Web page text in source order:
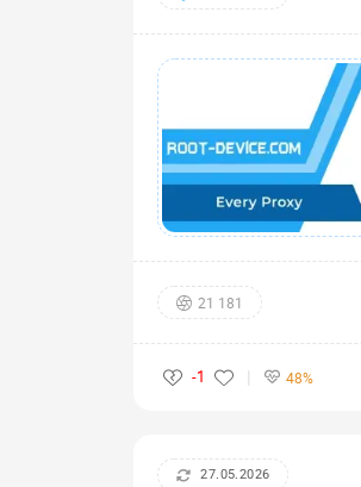
21 181
-1 48%
27.05.2026